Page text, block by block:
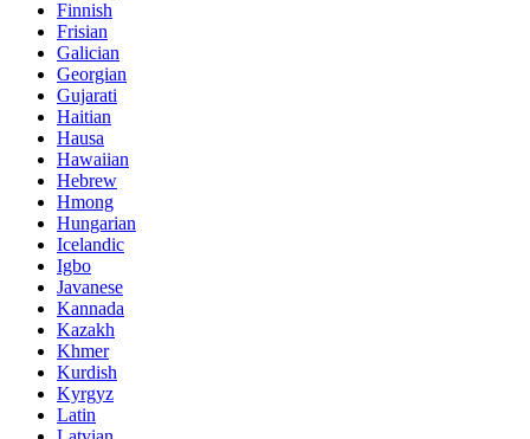
Finnish
Frisian
Galician
Georgian
Gujarati
Haitian
Hausa
Hawaiian
Hebrew
Hmong
Hungarian
Icelandic
Igbo
Javanese
Kannada
Kazakh
Khmer
Kurdish
Kyrgyz
Latin